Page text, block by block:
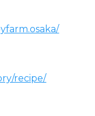
recipe/